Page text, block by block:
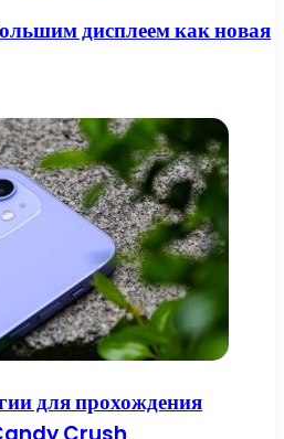
дисплеем как новая
для прохождения